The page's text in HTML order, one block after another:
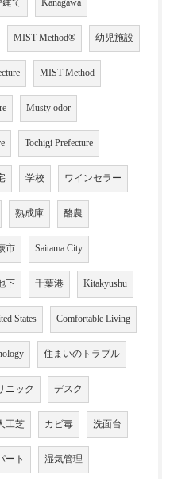
建て Kanagawa
MIST Method® 幼児施設
MIST Method
Musty odor
Tochigi Prefecture
学校 ワインセラー
熟成庫 酪農
市 Saitama City
下 千葉港 Kitakyushu
States Comfortable Living
住まいのトラブル
ニック デスク
工芝 カビ毒 洗面台
ート 湿気管理